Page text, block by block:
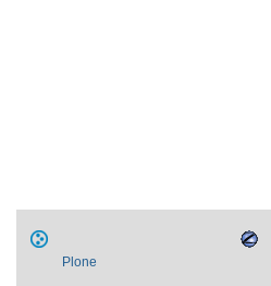
Plone